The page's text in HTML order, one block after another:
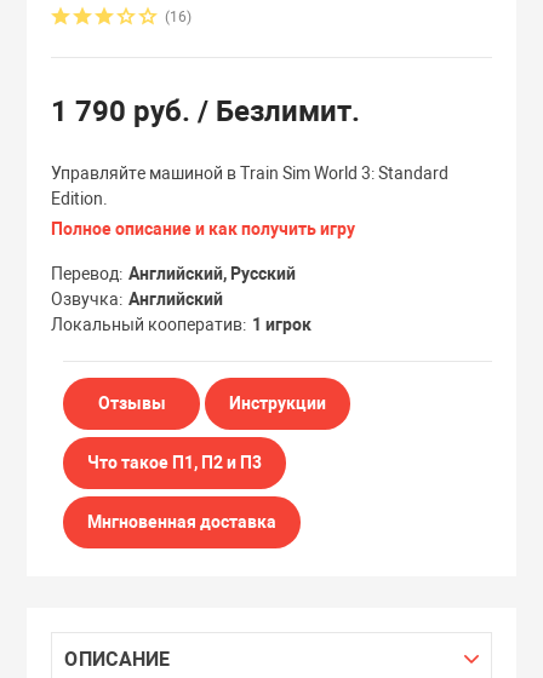
(16)
1 790 руб./ Безлимит.
Управляйте машиной в Train Sim World 3: Standard
Edition.
Полное описание и как получить игру
Перевод Английский, Русский
Озвучка Английский
Локальный кооператив 1 игрок
Отзывы Инструкции
Что такое П1, П2 и П3
Мнгновенная доставка
ОПИСАНИЕ